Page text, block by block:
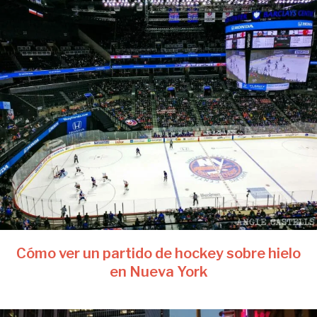
Cómo ver un partido de hockey sobre hielo
en Nueva York